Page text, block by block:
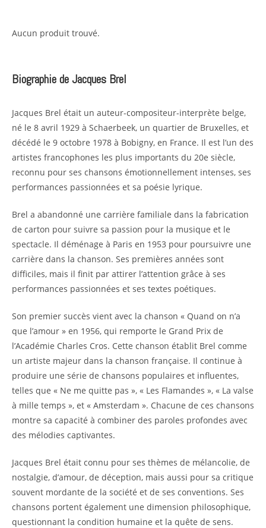
Aucun produit trouvé.
Biographie de Jacques Brel
Jacques Brel était un auteur-compositeur-interprète belge,
né le 8 avril 1929 à Schaerbeek, un quartier de Bruxelles, et
décédé le 9 octobre 1978 à Bobigny, en France. Il est l’un des
artistes francophones les plus importants du 20e siècle,
reconnu pour ses chansons émotionnellement intenses, ses
performances passionnées et sa poésie lyrique.
Brel a abandonné une carrière familiale dans la fabrication
de carton pour suivre sa passion pour la musique et le
spectacle. Il déménage à Paris en 1953 pour poursuivre une
carrière dans la chanson. Ses premières années sont
difficiles, mais il finit par attirer l’attention grâce à ses
performances passionnées et ses textes poétiques.
Son premier succès vient avec la chanson « Quand on n’a
que l’amour » en 1956, qui remporte le Grand Prix de
l’Académie Charles Cros. Cette chanson établit Brel comme
un artiste majeur dans la chanson française. Il continue à
produire une série de chansons populaires et influentes,
telles que « Ne me quitte pas », « Les Flamandes », « La valse
à mille temps », et « Amsterdam ». Chacune de ces chansons
montre sa capacité à combiner des paroles profondes avec
des mélodies captivantes.
Jacques Brel était connu pour ses thèmes de mélancolie, de
nostalgie, d’amour, de déception, mais aussi pour sa critique
souvent mordante de la société et de ses conventions. Ses
chansons portent également une dimension philosophique,
questionnant la condition humaine et la quête de sens.